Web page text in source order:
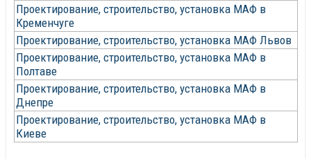
Проектирование, строительство, установка МАФ в
Кременчуге
Проектирование, строительство, установка МАФ Львов
Проектирование, строительство, установка МАФ в
Полтаве
Проектирование, строительство, установка МАФ в
Днепре
Проектирование, строительство, установка МАФ в
Киеве